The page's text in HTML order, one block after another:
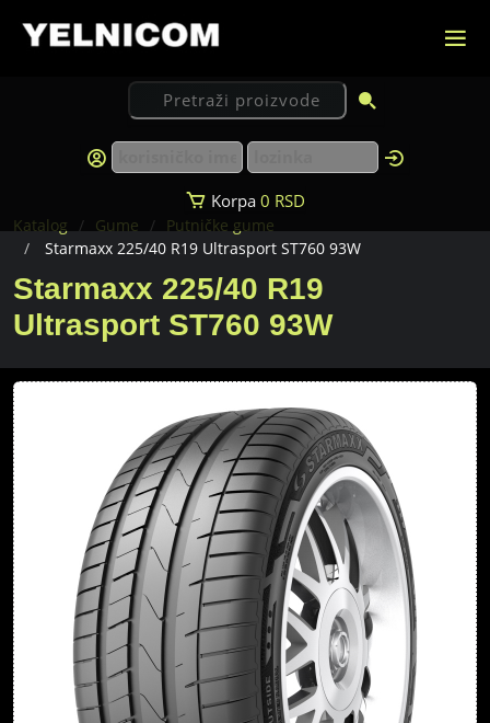
Korpa 0 RSD
Katalog Gume
Putničke gume
Starmaxx 225/40 R19 Ultrasport ST760 93W
Starmaxx 225/40 R19
Ultrasport ST760 93W